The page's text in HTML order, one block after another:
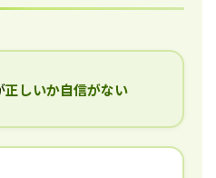
正しいか自信がない